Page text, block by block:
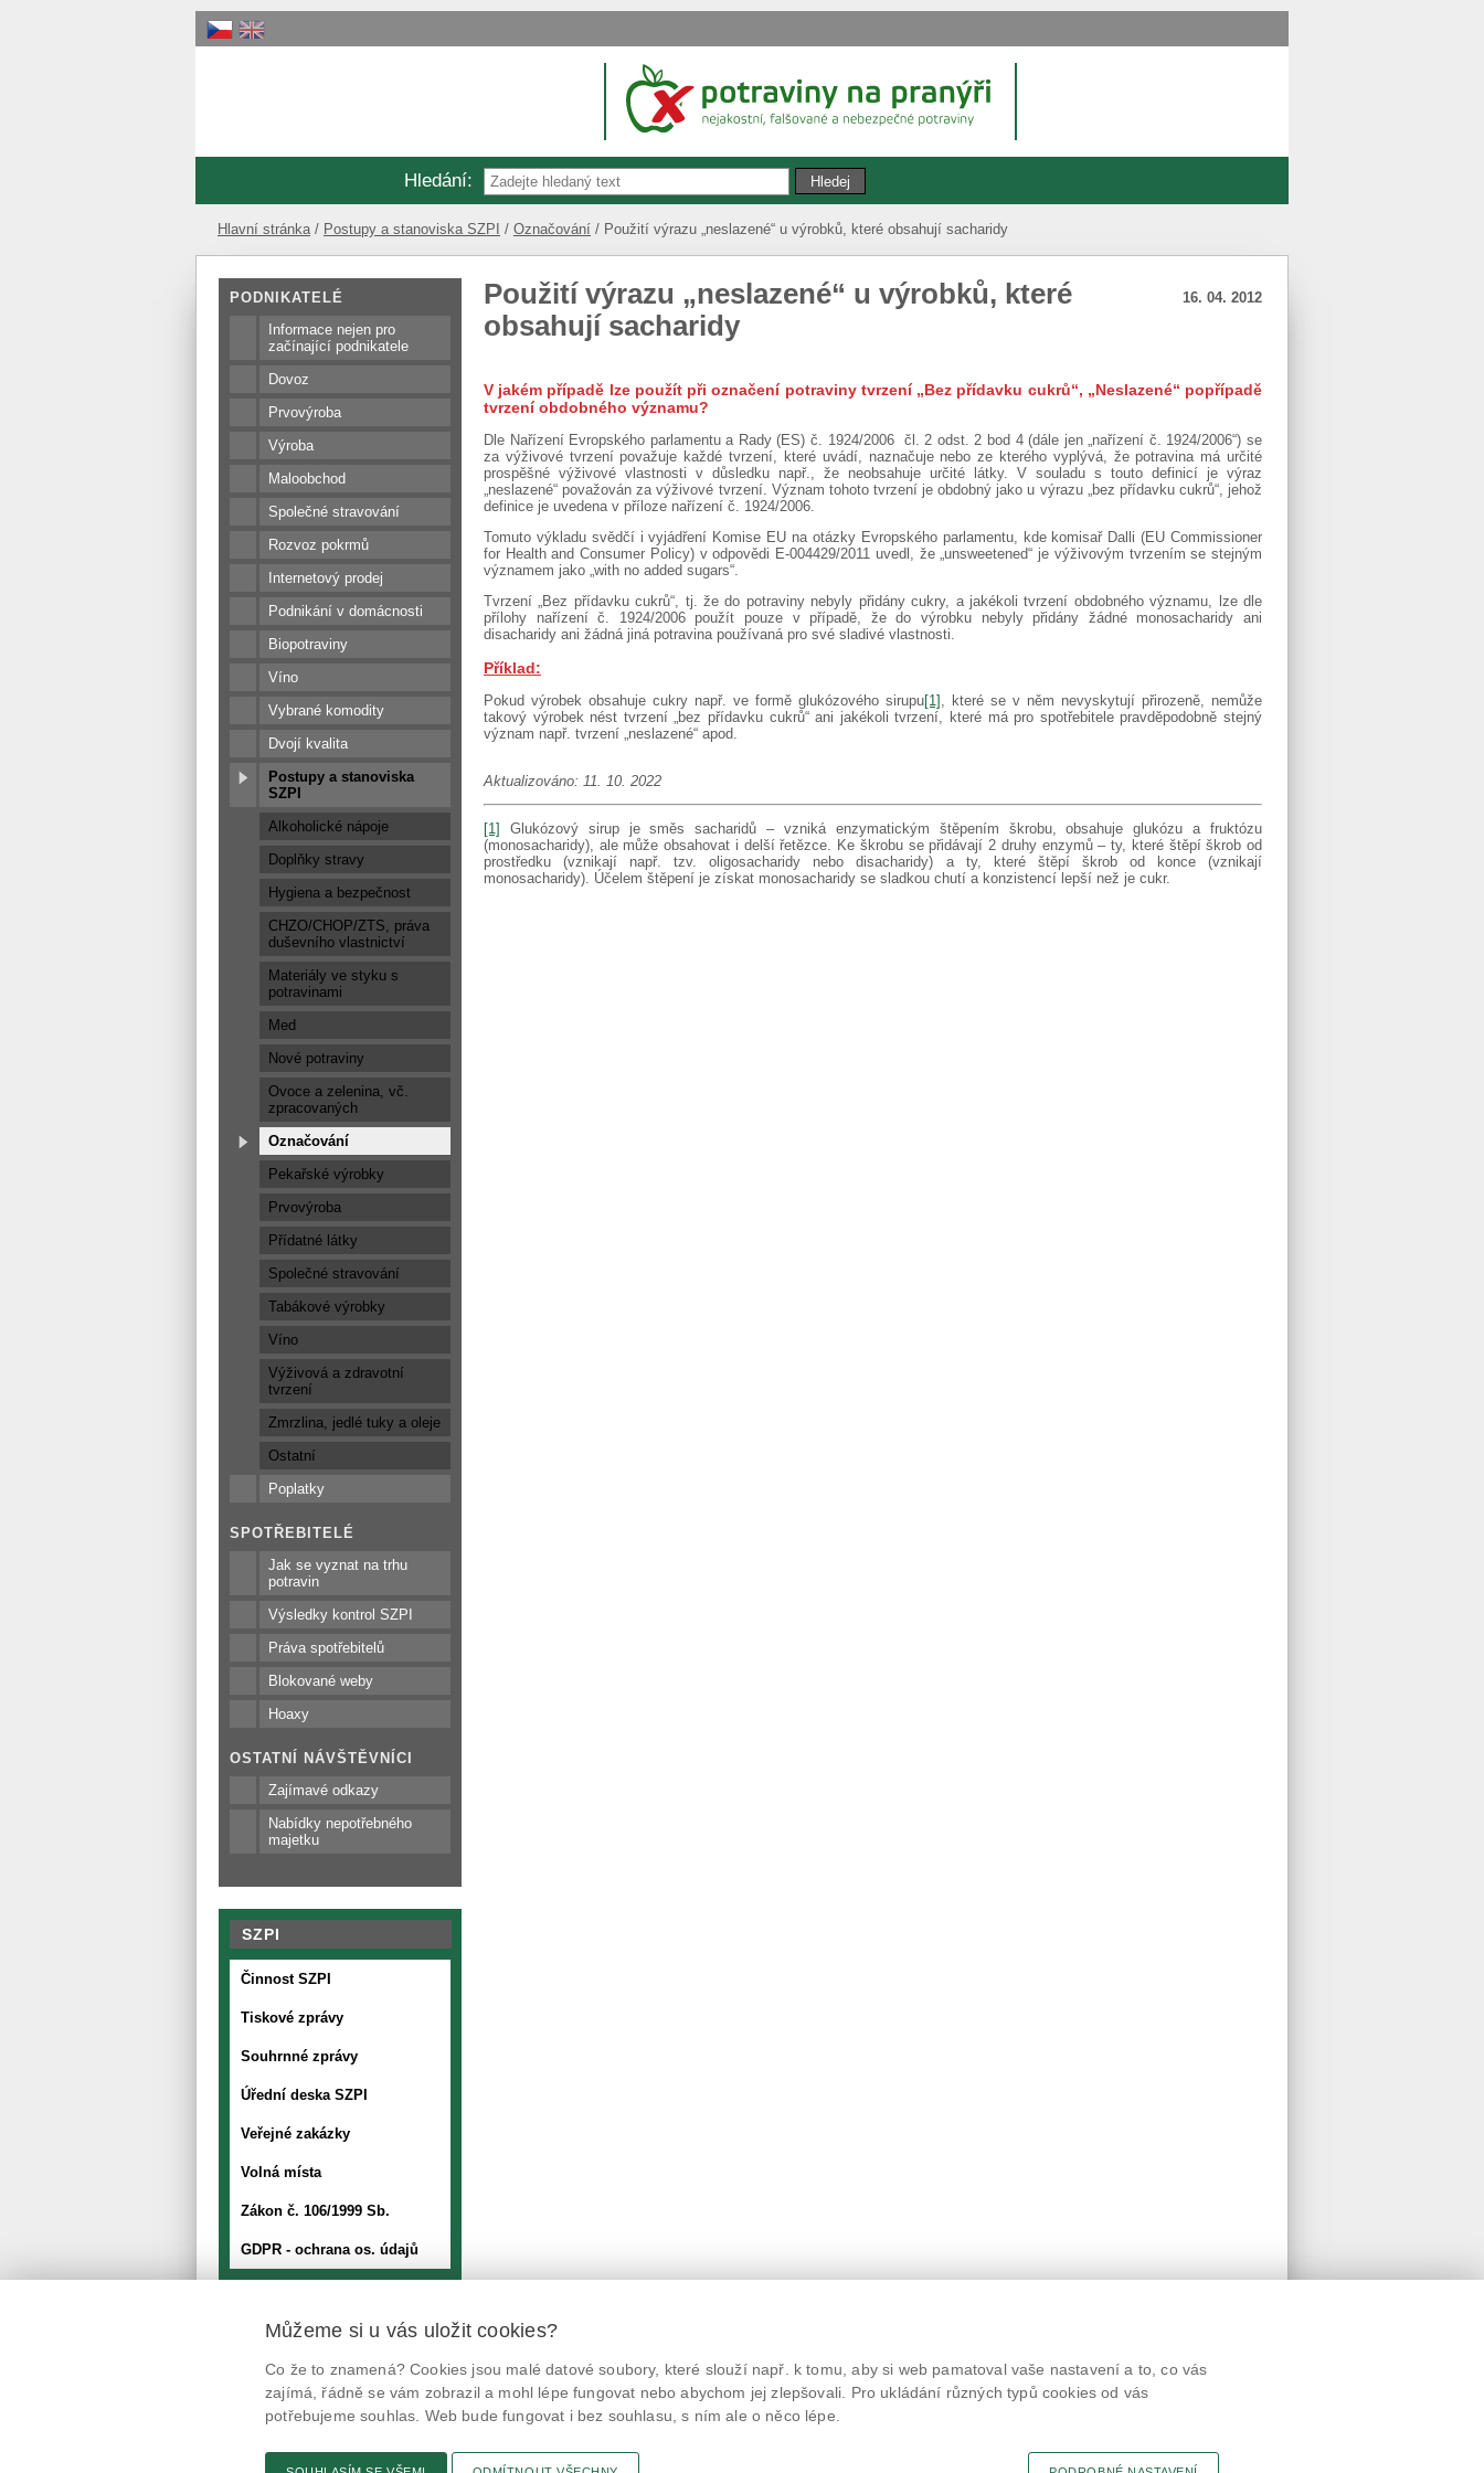
Hledání:
Hlavní stránka Postupy a stanoviska SZPI Označování Použití výrazu „neslazené“ u výrobků, které obsahují sacharidy
PODNIKATELÉ
Informace nejen pro
začínající podnikatele
Dovoz
Prvovýroba
Výroba
Maloobchod
Společné stravování
Rozvoz pokrmů
Internetový prodej
Podnikání v domácnosti
Biopotraviny
Víno
Vybrané komodity
Dvojí kvalita
Postupy a stanoviska
SZPI
Alkoholické nápoje
Doplňky stravy
Hygiena a bezpečnost
CHZO/CHOP/ZTS, práva
duševního vlastnictví
Materiály ve styku s
potravinami
Med
Nové potraviny
Ovoce a zelenina, vč.
zpracovaných
Označování
Pekařské výrobky
Prvovýroba
Přídatné látky
Společné stravování
Tabákové výrobky
Víno
Výživová a zdravotní
tvrzení
Zmrzlina, jedlé tuky a oleje
Ostatní
Poplatky
SPOTŘEBITELÉ
Jak se vyznat na trhu
potravin
Výsledky kontrol SZPI
Práva spotřebitelů
Blokované weby
Hoaxy
OSTATNÍ NÁVŠTĚVNÍCI
Zajímavé odkazy
Nabídky nepotřebného
majetku
SZPI
Činnost SZPI
Tiskové zprávy
Souhrnné zprávy
Úřední deska SZPI
Veřejné zakázky
Volná místa
Zákon č. 106/1999 Sb.
GDPR - ochrana os. údajů
Použití výrazu „neslazené“ u výrobků, které
obsahují sacharidy
16. 04. 2012
V jakém případě lze použít při označení potraviny tvrzení „Bez přídavku cukrů“, „Neslazené“ popřípadě
tvrzení obdobného významu?
Dle Nařízení Evropského parlamentu a Rady (ES) č. 1924/2006 čl. 2 odst. 2 bod 4 (dále jen „nařízení č. 1924/2006“) se
za výživové tvrzení považuje každé tvrzení, které uvádí, naznačuje nebo ze kterého vyplývá, že potravina má určité
prospěšné výživové vlastnosti v důsledku např., že neobsahuje určité látky. V souladu s touto definicí je výraz
„neslazené“ považován za výživové tvrzení. Význam tohoto tvrzení je obdobný jako u výrazu „bez přídavku cukrů“, jehož
definice je uvedena v příloze nařízení č. 1924/2006.
Tomuto výkladu svědčí i vyjádření Komise EU na otázky Evropského parlamentu, kde komisař Dalli (EU Commissioner
for Health and Consumer Policy) v odpovědi E-004429/2011 uvedl, že „unsweetened“ je výživovým tvrzením se stejným
významem jako „with no added sugars“.
Tvrzení „Bez přídavku cukrů“, tj. že do potraviny nebyly přidány cukry, a jakékoli tvrzení obdobného významu, lze dle
přílohy nařízení č. 1924/2006 použít pouze v případě, že do výrobku nebyly přidány žádné monosacharidy ani
disacharidy ani žádná jiná potravina používaná pro své sladivé vlastnosti.
Příklad:
Pokud výrobek obsahuje cukry např. ve formě glukózového sirupu[1]
, které se v něm nevyskytují přirozeně, nemůže
takový výrobek nést tvrzení „bez přídavku cukrů“ ani jakékoli tvrzení, které má pro spotřebitele pravděpodobně stejný
význam např. tvrzení „neslazené“ apod.
Aktualizováno: 11. 10. 2022
[1] Glukózový sirup je směs sacharidů – vzniká enzymatickým štěpením škrobu, obsahuje glukózu a fruktózu
(monosacharidy), ale může obsahovat i delší řetězce. Ke škrobu se přidávají 2 druhy enzymů – ty, které štěpí škrob od
prostředku (vznikají např. tzv. oligosacharidy nebo disacharidy) a ty, které štěpí škrob od konce (vznikají
monosacharidy). Účelem štěpení je získat monosacharidy se sladkou chutí a konzistencí lepší než je cukr.
@potravinynapranyri @NaPranyri
@SZPIjobs
© Státní zemědělská a potravinářská inspekce 2026.
Květná 15, 603 00 Brno, epodatelna
szpi.gov.cz
ID datové schránky: avraiqg
Prohlášení o přístupnosti
Připomínky
Tisk stránky
Můžeme si u vás uložit cookies?
Co že to znamená? Cookies jsou malé datové soubory, které slouží např. k tomu, aby si web pamatoval vaše nastavení a to, co vás
zajímá, řádně se vám zobrazil a mohl lépe fungovat nebo abychom jej zlepšovali. Pro ukládání různých typů cookies od vás
potřebujeme souhlas. Web bude fungovat i bez souhlasu, s ním ale o něco lépe.